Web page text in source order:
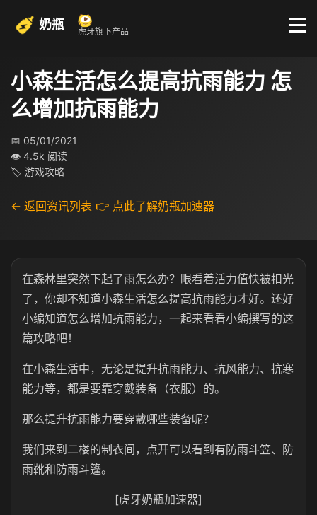
奶瓶 虎牙旗下产品
小森生活怎么提高抗雨能力 怎
么增加抗雨能力
📅 05/01/2021
👁 4.5k 阅读
🏷 游戏攻略
← 返回资讯列表 👉 点此了解奶瓶加速器
在森林里突然下起了雨怎么办？眼看着活力值快被扣光
了，你却不知道小森生活怎么提高抗雨能力才好。还好
小编知道怎么增加抗雨能力，一起来看看小编撰写的这
篇攻略吧！
在小森生活中，无论是提升抗雨能力、抗风能力、抗寒
能力等，都是要靠穿戴装备（衣服）的。
那么提升抗雨能力要穿戴哪些装备呢？
我们来到二楼的制衣间，点开可以看到有防雨斗笠、防
雨靴和防雨斗篷。
[虎牙奶瓶加速器]